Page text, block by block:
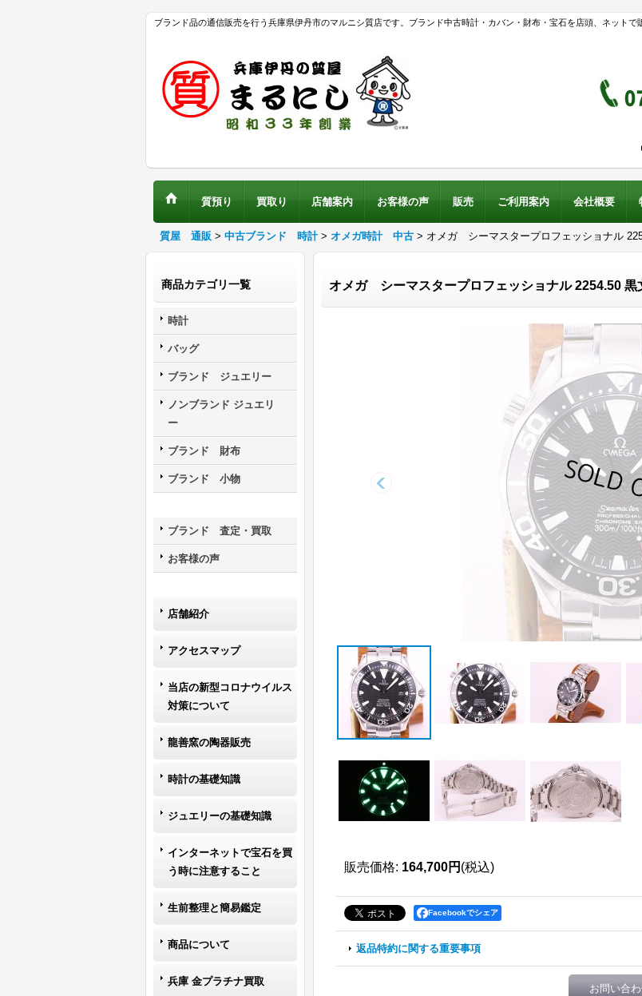
ブランド品の通信販売を行う兵庫県伊丹市のマルニシ質店です。ブランド中古時計・カバン・財布・宝石を店頭、ネットで
質預り 買取り 店舗案内 お客様の声 販売 ご利用案内 会社概要
質屋 通販 > 中古ブランド 時計 > オメガ時計 中古 > オメガ シーマスタープロフェッショナル
商品カテゴリ一覧
時計
バッグ
ブランド ジュエリー
ノンブランド ジュエリ
ー
ブランド 財布
ブランド 小物
ブランド 査定・買取
お客様の声
店舗紹介
アクセスマップ
当店の新型コロナウイルス
対策について
龍善窯の陶器販売
時計の基礎知識
ジュエリーの基礎知識
インターネットで宝石を買
う時に注意すること
生前整理と簡易鑑定
商品について
兵庫 金プラチナ買取
オメガ シーマスタープロフェッショナル 2254.50 黒
販売価格: 164,700円 (税込)
Facebookでシェア
返品特約に関する重要事項
お問い合